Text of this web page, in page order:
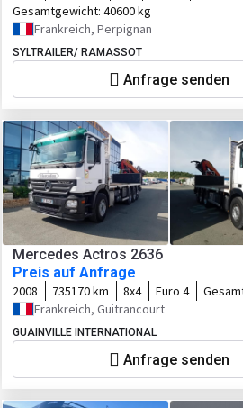
Gesamtgewicht: 40600 kg
Frankreich, Perpignan
SYLTRAILER/ RAMASSOT
Anfrage senden
Mercedes Actros 2636
Preis auf Anfrage
2008 735170 km 8x4 Euro 4
Frankreich, Guitrancourt
GUAINVILLE INTERNATIONAL
Anfrage senden